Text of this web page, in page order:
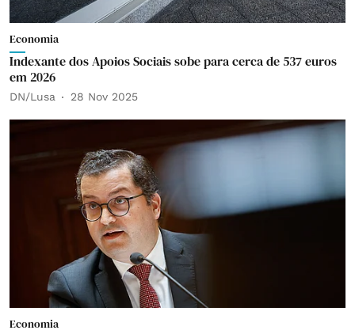
Economia
Indexante dos Apoios Sociais sobe para cerca de 537 euros
em 2026
DN/Lusa 28 Nov 2025
Economia